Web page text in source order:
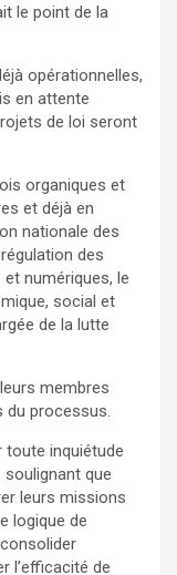
le point de la
opérationnelles,
en attente
de loi seront
organiques et
et déjà en
nationale des
des
numériques, le
social et
de la lutte
membres
du processus.
toute inquiétude
soulignant que
leurs missions
logique de
l’efficacité de